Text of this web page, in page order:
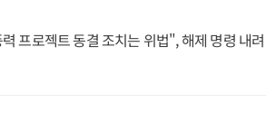
프로젝트 동결 조치는 위법", 해제 명령 내려